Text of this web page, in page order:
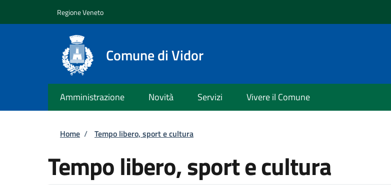
Regione Veneto
Comune di Vidor
Amministrazione Novità Servizi Vivere il Comune
Briciole di pane
Home / Tempo libero, sport e cultura
Tempo libero, sport e cultura